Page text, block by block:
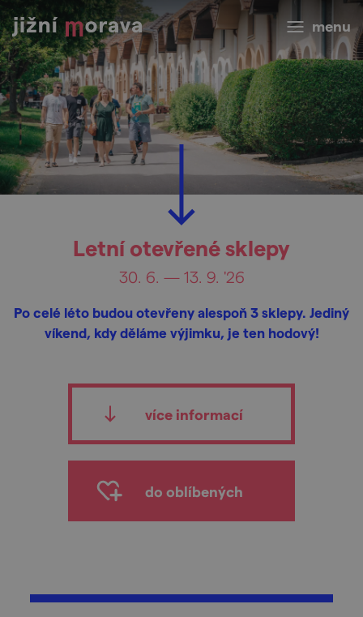
menu
Letní otevřené sklepy
30. 6. — 13. 9. '26
Po celé léto budou otevřeny alespoň 3 sklepy. Jediný
víkend, kdy děláme výjimku, je ten hodový!
více informací
do oblíbených